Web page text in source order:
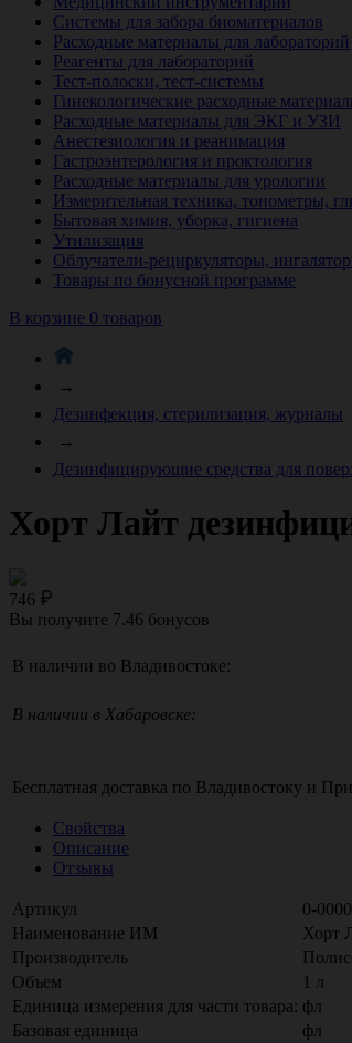
Системы для забора биоматериалов
Расходные материалы для лабораторий
Реагенты для лабораторий
Тест-полоски, тест-системы
Гинекологические расходные
Расходные материалы для ЭКГ и УЗИ
Анестезиология и реанимация
Гастроэнтерология и проктология
Расходные материалы для урологии
Измерительная техника, тонометры,
Бытовая химия, уборка, гигиена
Утилизация
Облучатели-рециркуляторы,
Товары по бонусной программе
В корзине 0 товаров
→
Дезинфекция, стерилизация, журналы
→
Дезинфицирующие средства для
Хорт Лайт
746
Вы получите 7.46 бонусов
В наличии во Владивостоке:
В наличии в Хабаровске:
Бесплатная доставка по Владивостоку и
Свойства
Описание
Отзывы
Артикул
0-
Наименование ИМ
Хорт
Производитель
Объем
1 л
Единица измерения для части товара: фл
Базовая единица
фл